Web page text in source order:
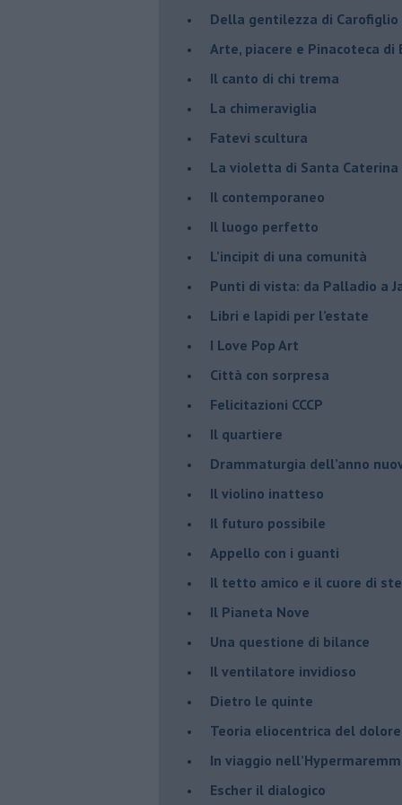
​Della gentilezza di Carofiglio
Arte, piacere e Pinacoteca di
​Il canto di chi trema
La chimeraviglia
​Fatevi scultura
​La violetta di Santa Caterina
​Il contemporaneo
​Il luogo perfetto
​L’incipit di una comunità
Punti di vista: da Palladio a
​Libri e lapidi per l’estate
​I Love Pop Art
Città con sorpresa
Felicitazioni CCCP
​Il quartiere
​Drammaturgia dell’anno
​Il violino inatteso
​Il futuro possibile
​Appello con i guanti
​Il tetto amico e il cuore di
​Il Pianeta Nove
​Una questione di bilance
​Il ventilatore invidioso
​Dietro le quinte
​Teoria eliocentrica del dolore
In viaggio
​Escher il dialogico